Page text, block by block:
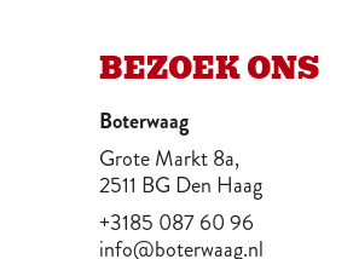
BEZOEK ONS
Boterwaag
Grote Markt 8a,
2511 BG Den Haag
+3185 087 60 96
info@boterwaag.nl